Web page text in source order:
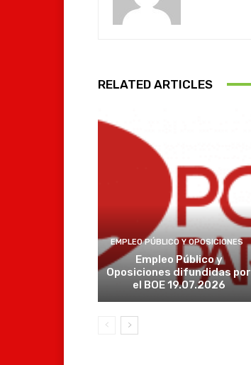
RELATED ARTICLES
EMPLEO PÚBLICO Y OPOSICIONES
Empleo Público y
Oposiciones difundidas por
el BOE 19.07.2026